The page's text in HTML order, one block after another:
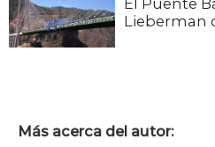
El Puente
Lieberman
Más acerca del autor: